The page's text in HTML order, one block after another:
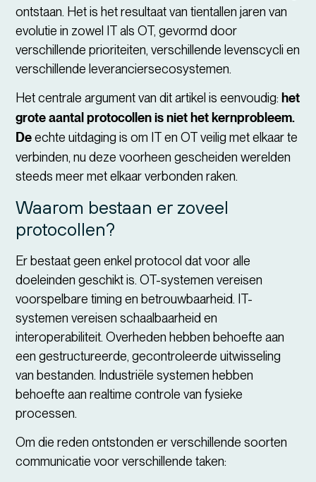
ontstaan. Het is het resultaat van tientallen jaren van
evolutie in zowel IT als OT, gevormd door
verschillende prioriteiten, verschillende levenscycli en
verschillende leveranciersecosystemen.
Het centrale argument van dit artikel is eenvoudig: het
grote aantal protocollen is niet het kernprobleem.
Deechte uitdaging is om IT en OT veilig met elkaar te
verbinden, nu deze voorheen gescheiden werelden
steeds meer met elkaar verbonden raken.
Waarom bestaan er zoveel
protocollen?
Er bestaat geen enkel protocol dat voor alle
doeleinden geschikt is. OT-systemen vereisen
voorspelbare timing en betrouwbaarheid. IT-
systemen vereisen schaalbaarheid en
interoperabiliteit. Overheden hebben behoefte aan
een gestructureerde, gecontroleerde uitwisseling
van bestanden. Industriële systemen hebben
behoefte aan realtime controle van fysieke
processen.
Om die reden ontstonden er verschillende soorten
communicatie voor verschillende taken: